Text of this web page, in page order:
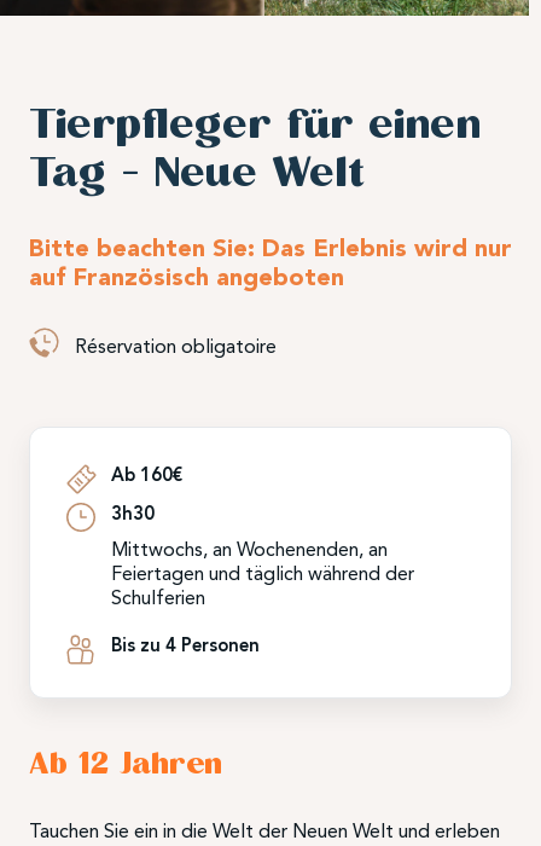
Tierpfleger für einen
Tag – Neue Welt
Bitte beachten Sie: Das Erlebnis wird nur
auf Französisch angeboten
Réservation obligatoire
Ab 160€
3h30
Mittwochs, an Wochenenden, an
Feiertagen und täglich während der
Schulferien
Bis zu 4 Personen
Ab 12 Jahren
Tauchen Sie ein in die Welt der Neuen Welt und erleben